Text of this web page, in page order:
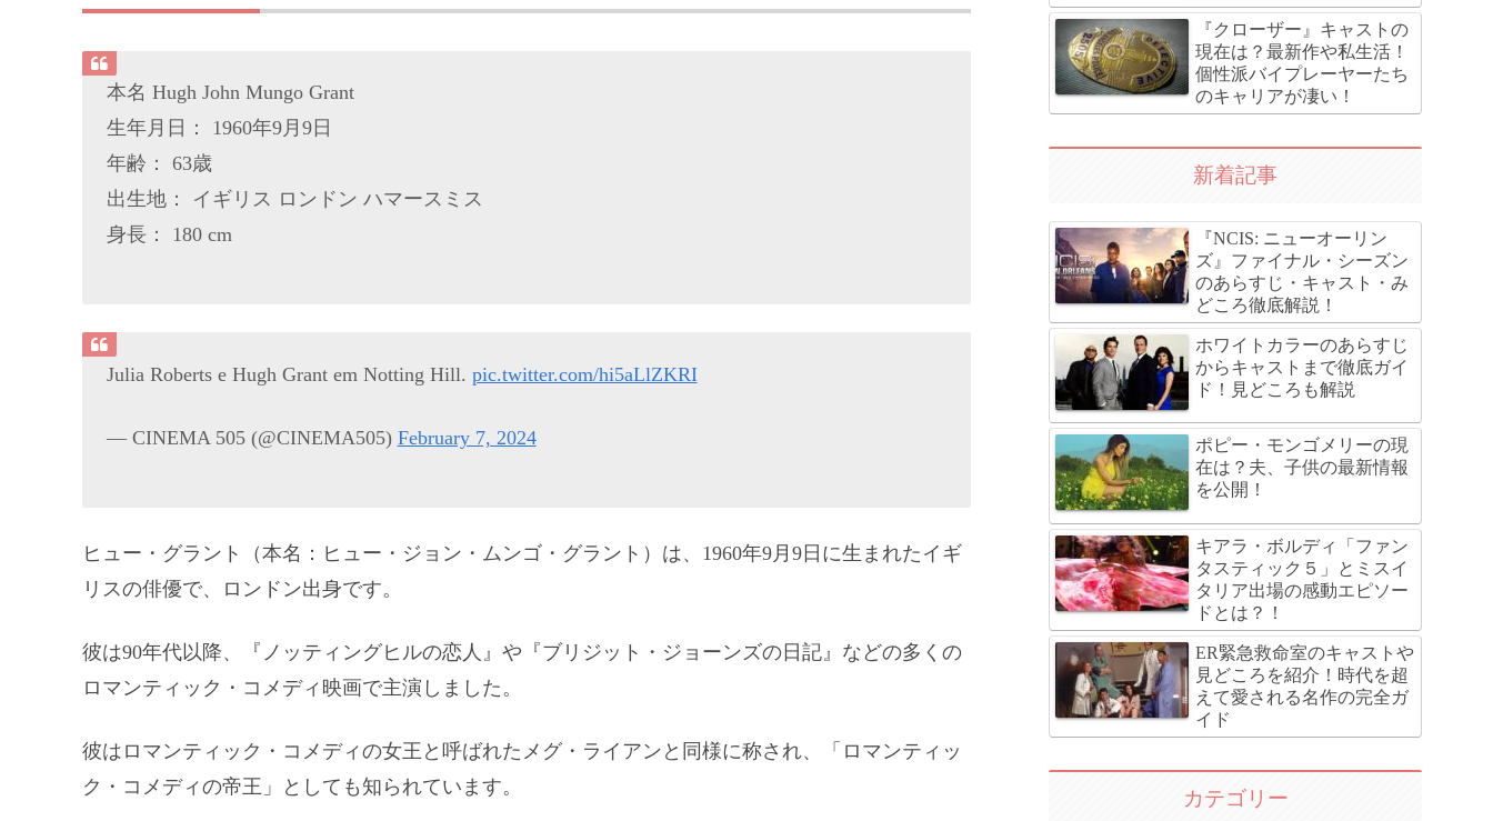
本名 Hugh John Mungo Grant
生年月日： 1960年9月9日
年齢： 63歳
出生地： イギリス ロンドン ハマースミス
身長： 180 cm
Julia Roberts e Hugh Grant em Notting Hill. pic.twitter.com/hi5aLlZKRI
— CINEMA 505 (@CINEMA505) February 7, 2024
ヒュー・グラント（本名：ヒュー・ジョン・ムンゴ・グラント）は、1960年9月9日に生まれたイギ
リスの俳優で、ロンドン出身です。
彼は90年代以降、『ノッティングヒルの恋人』や『ブリジット・ジョーンズの日記』などの多くの
ロマンティック・コメディ映画で主演しました。
彼はロマンティック・コメディの女王と呼ばれたメグ・ライアンと同様に称され、「ロマンティッ
ク・コメディの帝王」としても知られています。
『クローザー』キャストの
現在は？最新作や私生活！
個性派バイプレーヤーたち
のキャリアが凄い！
新着記事
『NCIS: ニューオーリン
ズ』ファイナル・シーズン
のあらすじ・キャスト・み
どころ徹底解説！
ホワイトカラーのあらすじ
からキャストまで徹底ガイ
ド！見どころも解説
ポピー・モンゴメリーの現
在は？夫、子供の最新情報
を公開！
キアラ・ボルディ「ファン
タスティック５」とミスイ
タリア出場の感動エピソー
ドとは？！
ER緊急救命室のキャストや
見どころを紹介！時代を超
えて愛される名作の完全ガ
イド
カテゴリー